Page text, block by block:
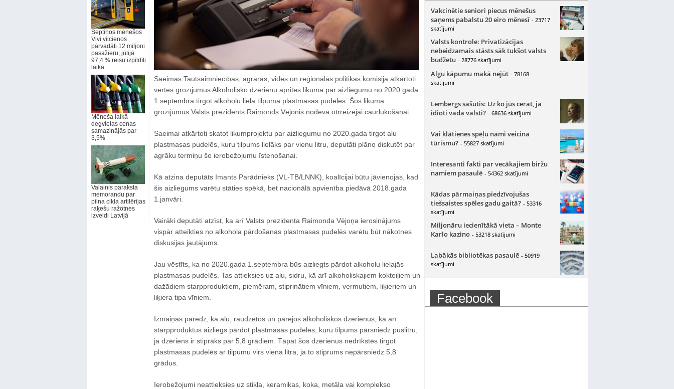
Septiņos mēnešos
Vivi vilcienos
pārvadāti 12 miljoni
pasažieru; jūlijā
97,4 % reisu izpildīti
laikā
Mēneša laikā
degvielas cenas
samazinājās par
3,5%
Valainis paraksta
memorandu par
pilna cikla artilērijas
raķešu ražotnes
izveidi Latvijā
Saeimas Tautsaimniecības, agrārās, vides un reģionālās politikas komisija atkārtoti
vērtēs grozījumus Alkoholisko dzērienu aprites likumā par aizliegumu no 2020.gada
1.septembra tirgot alkoholu liela tilpuma plastmasas pudelēs. Šos likuma
grozījumus Valsts prezidents Raimonds Vējonis nodeva otrreizējai caurlūkošanai.
Saeimai atkārtoti skatot likumprojektu par aizliegumu no 2020.gada tirgot alu
plastmasas pudelēs, kuru tilpums lielāks par vienu litru, deputāti plāno diskutēt par
agrāku termiņu šo ierobežojumu īstenošanai.
Kā atzina deputāts Imants Parādnieks (VL-TB/LNNK), koalīcijai būtu jāvienojas, kad
šis aizliegums varētu stāties spēkā, bet nacionālā apvienība piedāvā 2018.gada
1.janvāri.
Vairāki deputāti atzīst, ka arī Valsts prezidenta Raimonda Vējoņa ierosinājums
vispār atteikties no alkohola pārdošanas plastmasas pudelēs varētu būt nākotnes
diskusijas jautājums.
Jau vēstīts, ka no 2020.gada 1.septembra būs aizliegts pārdot alkoholu lielajās
plastmasas pudelēs. Tas attieksies uz alu, sidru, kā arī alkoholiskajiem kokteiļiem un
dažādiem starpproduktiem, piemēram, stiprinātiem vīniem, vermutiem, liķieriem un
liķiera tipa vīniem.
Izmaiņas paredz, ka alu, raudzētos un pārējos alkoholiskos dzērienus, kā arī
starpproduktus aizliegs pārdot plastmasas pudelēs, kuru tilpums pārsniedz puslitru,
ja dzēriens ir stiprāks par 5,8 grādiem. Tāpat šos dzērienus nedrīkstēs tirgot
plastmasas pudelēs ar tilpumu virs viena litra, ja to stiprums nepārsniedz 5,8
grādus.
Ierobežojumi neattieksies uz stikla, keramikas, koka, metāla vai komplekso
Vakcinētie seniori piecus mēnešus
saņems pabalstu 20 eiro mēnesī - 23717
skatījumi
Valsts kontrole: Privatizācijas
nebeidzamais stāsts sāk tukšot valsts
budžetu - 28776 skatījumi
Algu kāpumu makā nejūt - 78168
skatījumi
Lembergs sašutis: Uz ko jūs cerat, ja
idioti vada valsti? - 68636 skatījumi
Vai klātienes spēļu nami veicina
tūrismu? - 55827 skatījumi
Interesanti fakti par vecākajiem biržu
namiem pasaulē - 54362 skatījumi
Kādas pārmaiņas piedzīvojušas
tiešsaistes spēles gadu gaitā? - 53316
skatījumi
Miljonāru iecienītākā vieta – Monte
Karlo kazino - 53218 skatījumi
Labākās bibliotēkas pasaulē - 50919
skatījumi
Facebook